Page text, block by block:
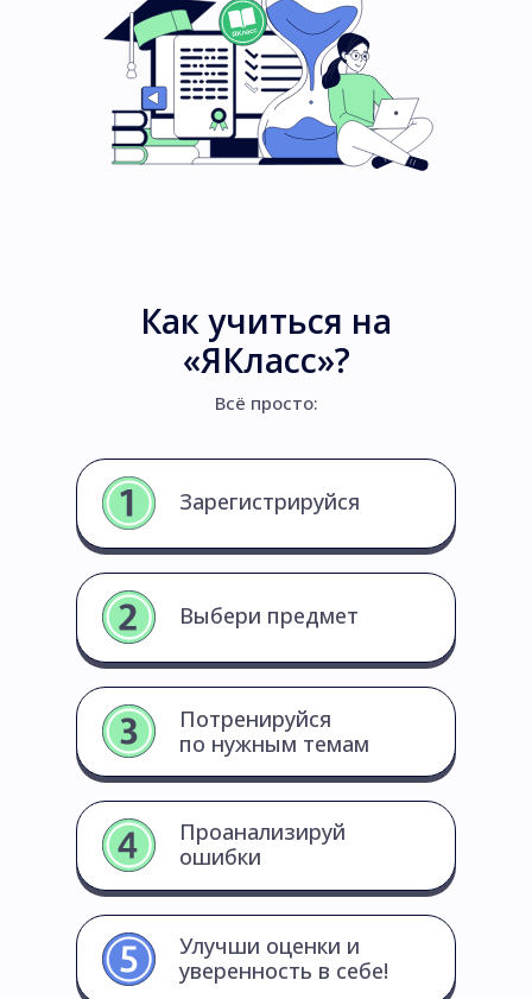
Как учиться на
«ЯКласс»?
Всё просто:
Зарегистрируйся
Выбери предмет
Потренируйся
по нужным темам
Проанализируй
ошибки
Улучши оценки и
уверенность в себе!